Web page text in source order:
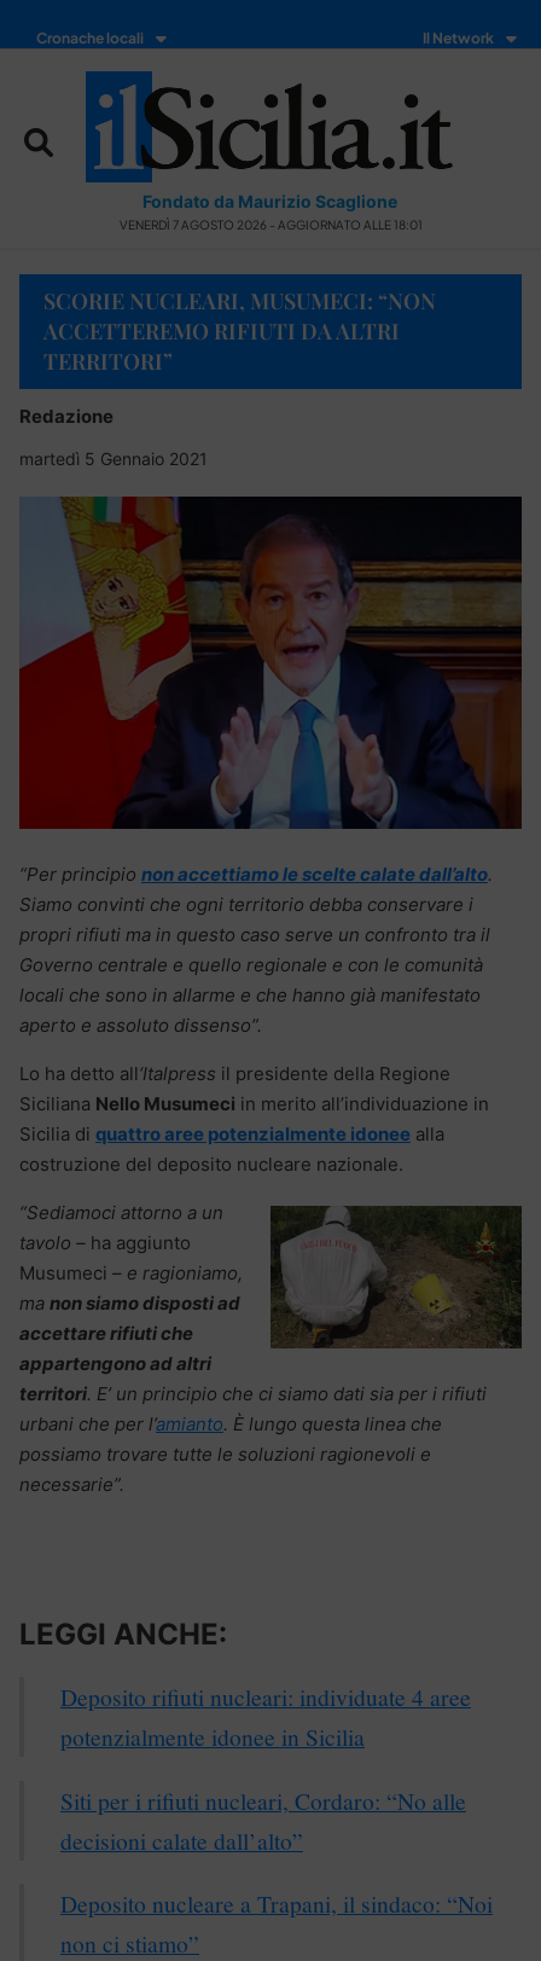
Cronache locali Il Network
Fondato da Maurizio Scaglione
VENERDÌ 7 AGOSTO 2026 - AGGIORNATO ALLE 18:01
SCORIE NUCLEARI, MUSUMECI: “NON
ACCETTEREMO RIFIUTI DA ALTRI
TERRITORI”
Redazione
martedì 5 Gennaio 2021
“Per principio non accettiamo le scelte calate dall’alto.
Siamo convinti che ogni territorio debba conservare i
propri rifiuti ma in questo caso serve un confronto tra il
Governo centrale e quello regionale e con le comunità
locali che sono in allarme e che hanno già manifestato
aperto e assoluto dissenso”.
Lo ha detto all‘Italpress il presidente della Regione
Siciliana Nello Musumeci in merito all’individuazione in
Sicilia di quattro aree potenzialmente idonee alla
costruzione del deposito nucleare nazionale.
“Sediamoci attorno a un
tavolo – ha aggiunto
Musumeci – e ragioniamo,
ma non siamo disposti ad
accettare rifiuti che
appartengono ad altri
territori. E’ un principio che ci siamo dati sia per i rifiuti
urbani che per l’amianto. È lungo questa linea che
possiamo trovare tutte le soluzioni ragionevoli e
necessarie”.
LEGGI ANCHE:
Deposito rifiuti nucleari: individuate 4 aree
potenzialmente idonee in Sicilia
Siti per i rifiuti nucleari, Cordaro: “No alle
decisioni calate dall’alto”
Deposito nucleare a Trapani, il sindaco: “Noi
non ci stiamo”